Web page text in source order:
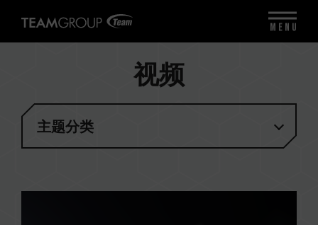
视频
主题分类
MENU